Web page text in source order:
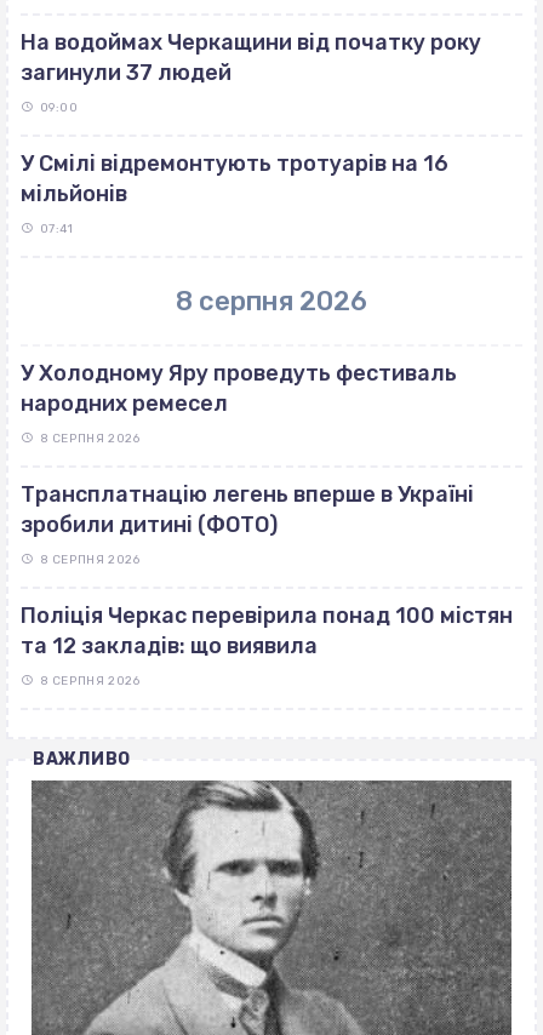
На водоймах Черкащини від початку року
загинули 37 людей
09:00
У Смілі відремонтують тротуарів на 16
мільйонів
07:41
8 серпня 2026
У Холодному Яру проведуть фестиваль
народних ремесел
8 СЕРПНЯ 2026
Трансплатнацію легень вперше в Україні
зробили дитині (ФОТО)
8 СЕРПНЯ 2026
Поліція Черкас перевірила понад 100 містян
та 12 закладів: що виявила
8 СЕРПНЯ 2026
ВАЖЛИВО